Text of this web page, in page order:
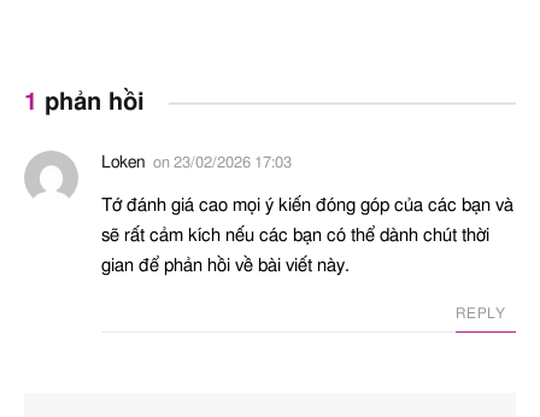
1 phản hồi
Loken on 23/02/2026 17:03
Tớ đánh giá cao mọi ý kiến đóng góp của các bạn và
sẽ rất cảm kích nếu các bạn có thể dành chút thời
gian để phản hồi về bài viết này.
REPLY